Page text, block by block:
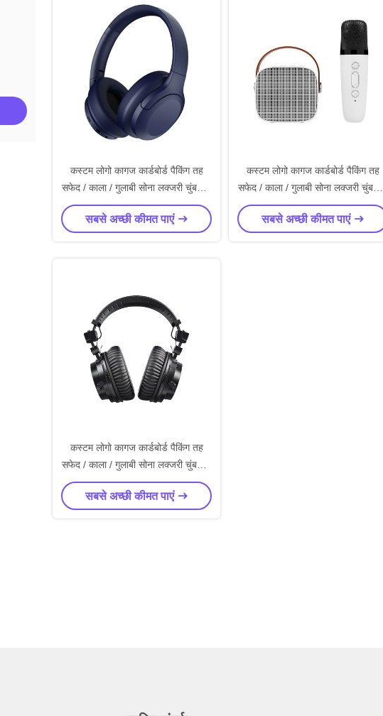
कस्टम लोगो कागज कार्डबोर्ड पैकिंग तह
सफेद / काला / गुलाबी सोना लक्जरी चुंबकीय
उपहार बॉक्स रिबन बंद के साथ
सबसे अच्छी कीमत पाएं
कस्टम लोगो कागज कार्डबोर्ड पैकिंग तह
सफेद / काला / गुलाबी सोना लक्जरी चुंबकीय
उपहार बॉक्स रिबन बंद के साथ
सबसे अच्छी कीमत पाएं
कस्टम लोगो कागज कार्डबोर्ड पैकिंग तह
सफेद / काला / गुलाबी सोना लक्जरी चुंबकीय
उपहार बॉक्स रिबन बंद के साथ
सबसे अच्छी कीमत पाएं